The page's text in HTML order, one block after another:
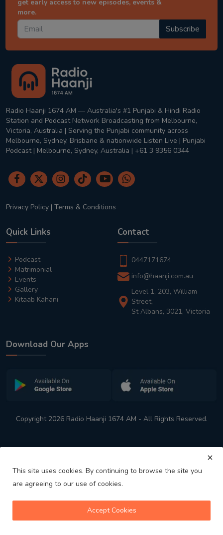
get early access to new episodes, events &
more.
Subscribe
Radio Haanji 1674 AM — Australia's #1 Punjabi & Hindi Radio
Station and Podcast Network Broadcasting from Melbourne,
Victoria, Australia | Serving the Punjabi community across
Melbourne, Sydney, Brisbane & nationwide Listen Live | Punjabi
Podcast | Melbourne, Sydney, Australia | +61 3 9356 0344
Privacy Policy | Terms & Conditions
Quick Links
Podcast
Matrimonial
Events
Gallery
Kitaab Kahani
Contact
0447171674
info@haanji.com.au
Level 1, 203, William
Street,
St Albans, 3021, Victoria
Download Our Apps
Copyright 2026 Radio Haanji 1674 AM - All Rights Reserved.
This site uses cookies. By continuing to browse the site you
are agreeing to our use of cookies.
Accept Cookies
Australia's No. 1 Indian Radio Station
skip_previous play_arrow skip_next playlist_play volume_up